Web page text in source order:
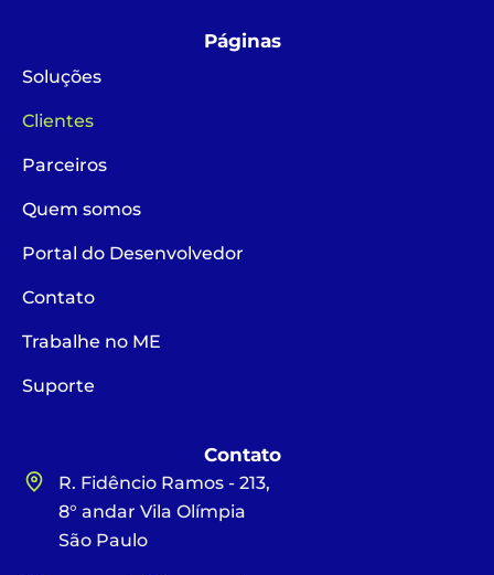
Páginas
Soluções
Clientes
Parceiros
Quem somos
Portal do Desenvolvedor
Contato
Trabalhe no ME
Suporte
Contato
R. Fidêncio Ramos - 213,
8° andar Vila Olímpia
São Paulo